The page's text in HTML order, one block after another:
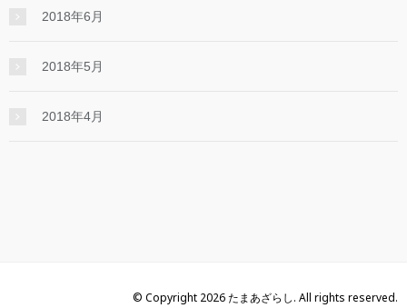
2018年6月
2018年5月
2018年4月
© Copyright 2026 たまあざらし. All rights reserved.